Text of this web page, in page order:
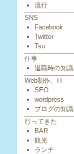
流行
SNS
Facebook
Twitter
Tsu
仕事
退職時の知識
Web制作、IT
SEO
wordpress
ブログの知識
行ってきた
BAR
観光
ランチ